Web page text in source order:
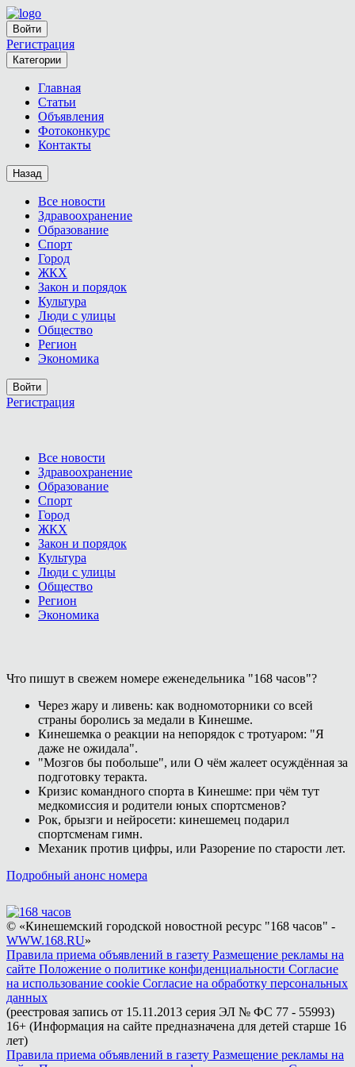
Войти
Регистрация
Категории
Главная
Статьи
Объявления
Фотоконкурс
Контакты
Назад
Все новости
Здравоохранение
Образование
Спорт
Город
ЖКХ
Закон и порядок
Культура
Люди с улицы
Общество
Регион
Экономика
Войти
Регистрация
Все новости
Здравоохранение
Образование
Спорт
Город
ЖКХ
Закон и порядок
Культура
Люди с улицы
Общество
Регион
Экономика
Что пишут в свежем номере еженедельника "168 часов"?
Через жару и ливень: как водномоторники со всей
страны боролись за медали в Кинешме.
Кинешемка о реакции на непорядок с тротуаром: "Я
даже не ожидала".
"Мозгов бы побольше", или О чём жалеет осуждённая за
подготовку теракта.
Кризис командного спорта в Кинешме: при чём тут
медкомиссия и родители юных спортсменов?
Рок, брызги и нейросети: кинешемец подарил
спортсменам гимн.
Механик против цифры, или Разорение по старости лет.
Подробный анонс номера
© «Кинешемский городской новостной ресурс "168 часов" -
WWW.168.RU»
Правила приема объявлений в газету Размещение рекламы на
сайте Положение о политике конфиденциальности Согласие
на использование cookie Согласие на обработку персональных
данных
(реестровая запись от 15.11.2013 серия ЭЛ № ФС 77 - 55993)
16+ (Информация на сайте предназначена для детей старше 16
лет)
Правила приема объявлений в газету Размещение рекламы на